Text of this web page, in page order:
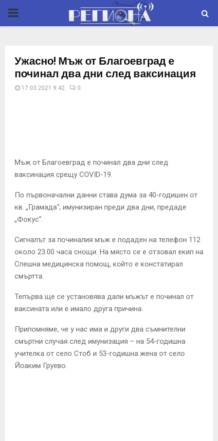
P
M
Y
M
E
N
U
Ужасно! Мъж от Благоевград е
починал два дни след ваксинация
17.03.2021 9:42 0
Мъж от Благоевград е починал два дни след
ваксинация срещу COVID-19.
По първоначални данни става дума за 40-годишен от
кв. „Грамада“, имунизиран преди два дни, предаде
„Фокус“.
Сигналът за починалия мъж е подаден на телефон 112
около 23.00 часа снощи. На място се е отзовал екип на
Спешна медицинска помощ, който е констатирал
смъртта.
Тепърва ще се установява дали мъжът е починал от
ваксината или е имало друга причина.
Припомняме, че у нас има и други два съмнителни
смъртни случая след имунизация – на 54-годишна
учителка от село Стоб и 53-годишна жена от село
Йоаким Груево.